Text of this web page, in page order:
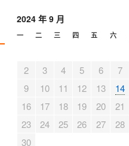
2024 年 9 月
一 二 三 四 五 六
2
3 4 5 6 7
9
10 11 12 13 14
16
17 18 19 20 21
23
24 25 26 27 28
30